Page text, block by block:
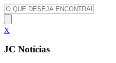
X
JC Notícias